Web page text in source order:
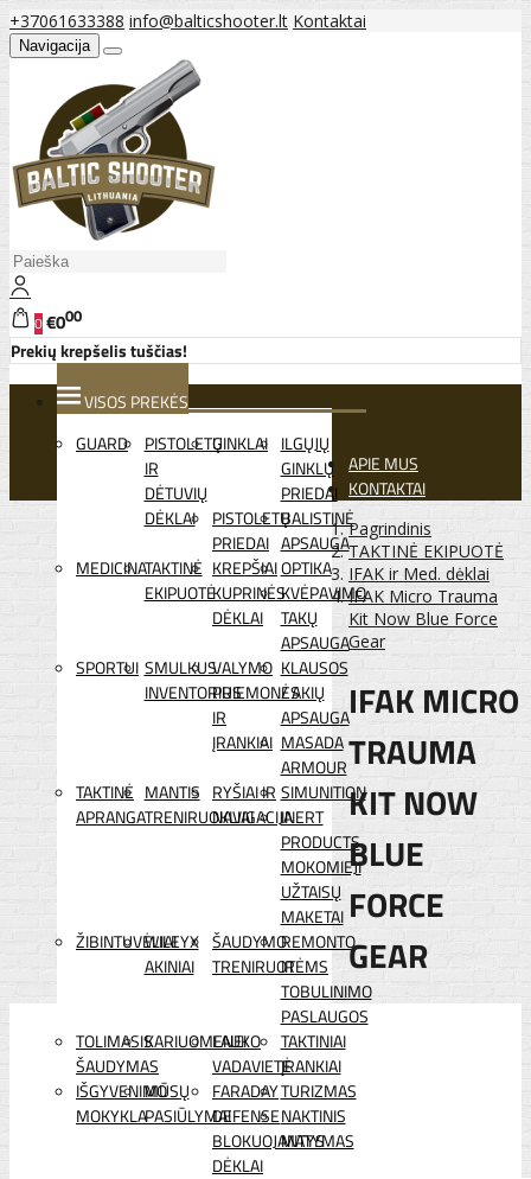
+37061633388 info@balticshooter.lt Kontaktai
Navigacija
0€000
Prekių krepšelis tuščias!
VISOS PREKĖS
GUARD
PISTOLETŲ
IR
DĖTUVIŲ
DĖKLAI
GINKLAI ILGŲJŲ
GINKLŲ
PRIEDAI
PISTOLETŲ
PRIEDAI
BALISTINĖ
APSAUGA
MEDICINATAKTINĖ
EKIPUOTĖ
KREPŠIAI
KUPRINĖS
DĖKLAI
OPTIKA
KVĖPAVIMO
TAKŲ
APSAUGA
SPORTUI SMULKUS
INVENTORIUS
VALYMO
PRIEMONĖS
IR
ĮRANKIAI
KLAUSOS
/ AKIŲ
APSAUGA
MASADA
ARMOUR
TAKTINĖ
APRANGA
MANTIS
TRENIRUOKLIAI
RYŠIAI IR
NAVIGACIJA
SIMUNITION
INERT
PRODUCTS
MOKOMIEJI
UŽTAISŲ
MAKETAI
ŽIBINTUVĖLIAI
WILEYX
AKINIAI
ŠAUDYMO
TRENIRUOTĖMS
REMONTO
IR
TOBULINIMO
PASLAUGOS
TOLIMASIS
ŠAUDYMAS
KARIUOMENEI
LAUKO
VADAVIETĖ
TAKTINIAI
ĮRANKIAI
IŠGYVENIMO
MOKYKLA
MŪSŲ
PASIŪLYMAI
FARADAY
DEFENSE
BLOKUOJANTYS
DĖKLAI
TURIZMAS
NAKTINIS
MATYMAS
APIE MUS
KONTAKTAI
Pagrindinis
TAKTINĖ EKIPUOTĖ
IFAK ir Med. dėklai
IFAK Micro Trauma
Kit Now Blue Force
Gear
IFAK MICRO
TRAUMA
KIT NOW
BLUE
FORCE
GEAR